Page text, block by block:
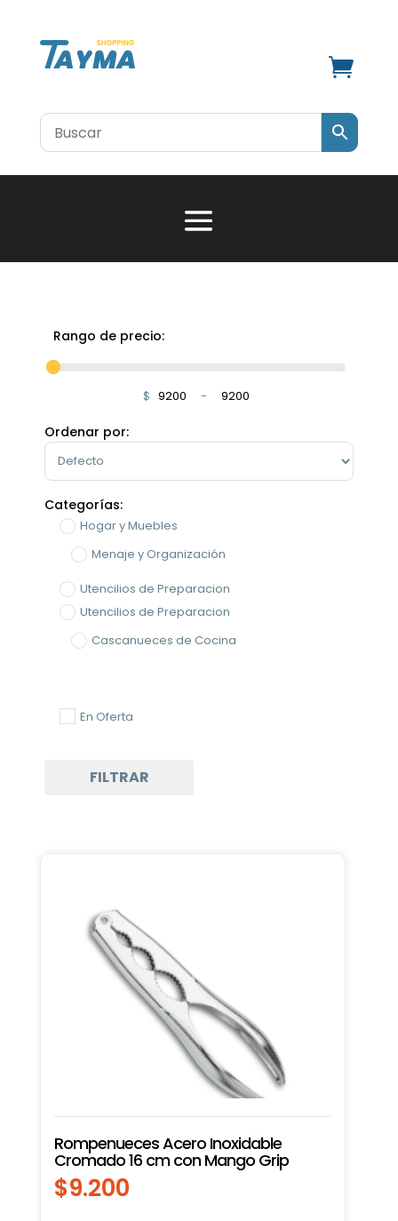

Rango de precio:
$ Minimum Price
-
Maximum Price
Ordenar por:
Sort Products
Categorías:
Hogar y Muebles
Menaje y Organización
Utencilios de Preparacion
Utencilios de Preparacion
Cascanueces de Cocina
En Oferta
FILTRAR
Rompenueces Acero Inoxidable
Cromado 16 cm con Mango Grip
$9.200